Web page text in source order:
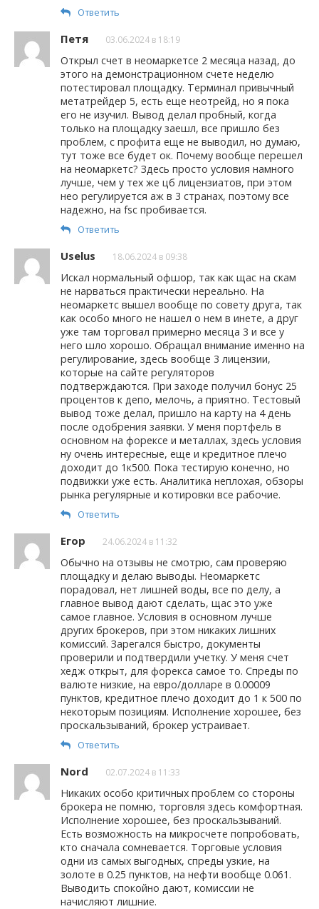
Ответить
Петя 03.06.2024 в 18:19
Открыл счет в неомаркетсе 2 месяца назад, до
этого на демонстрационном счете неделю
потестировал площадку. Терминал привычный
метатрейдер 5, есть еще неотрейд, но я пока
его не изучил. Вывод делал пробный, когда
только на площадку заешл, все пришло без
проблем, с профита еще не выводил, но думаю,
тут тоже все будет ок. Почему вообще перешел
на неомаркетс? Здесь просто условия намного
лучше, чем у тех же цб лицензиатов, при этом
нео регулируется аж в 3 странах, поэтому все
надежно, на fsc пробивается.
Ответить
Uselus 18.06.2024 в 09:38
Искал нормальный офшор, так как щас на скам
не нарваться практически нереально. На
неомаркетс вышел вообще по совету друга, так
как особо много не нашел о нем в инете, а друг
уже там торговал примерно месяца 3 и все у
него шло хорошо. Обращал внимание именно на
регулирование, здесь вообще 3 лицензии,
которые на сайте регуляторов
подтверждаются. При заходе получил бонус 25
процентов к депо, мелочь, а приятно. Тестовый
вывод тоже делал, пришло на карту на 4 день
после одобрения заявки. У меня портфель в
основном на форексе и металлах, здесь условия
ну очень интересные, еще и кредитное плечо
доходит до 1к500. Пока тестирую конечно, но
подвижки уже есть. Аналитика неплохая, обзоры
рынка регулярные и котировки все рабочие.
Ответить
Егор 24.06.2024 в 11:32
Обычно на отзывы не смотрю, сам проверяю
площадку и делаю выводы. Неомаркетс
порадовал, нет лишней воды, все по делу, а
главное вывод дают сделать, щас это уже
самое главное. Условия в основном лучше
других брокеров, при этом никаких лишних
комиссий. Зарегался быстро, документы
проверили и подтвердили учетку. У меня счет
хедж открыт, для форекса самое то. Спреды по
валюте низкие, на евро/долларе в 0.00009
пунктов, кредитное плечо доходит до 1 к 500 по
некоторым позициям. Исполнение хорошее, без
проскальзываний, брокер устраивает.
Ответить
Nord 02.07.2024 в 11:33
Никаких особо критичных проблем со стороны
брокера не помню, торговля здесь комфортная.
Исполнение хорошее, без проскальзываний.
Есть возможность на микросчете попробовать,
кто сначала сомневается. Торговые условия
одни из самых выгодных, спреды узкие, на
золоте в 0.25 пунктов, на нефти вообще 0.061.
Выводить спокойно дают, комиссии не
начисляют лишние.